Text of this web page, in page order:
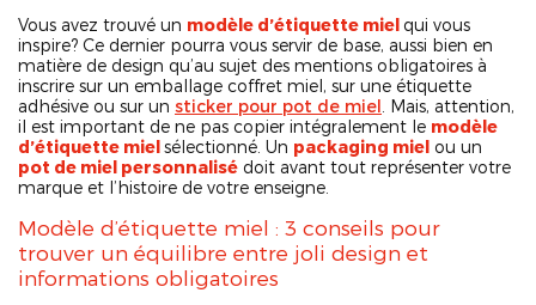
Vous avez trouvé un modèle d’étiquette miel qui vous
inspire? Ce dernier pourra vous servir de base, aussi bien en
matière de design qu’au sujet des mentions obligatoires à
inscrire sur un emballage coffret miel, sur une étiquette
adhésive ou sur un sticker pour pot de miel . Mais, attention,
il est important de ne pas copier intégralement le modèle
d’étiquette mielsélectionné. Un packaging miel ou un
pot de miel personnalisé doit avant tout représenter votre
marque et l’histoire de votre enseigne.
Modèle d’étiquette miel : 3 conseils pour
trouver un équilibre entre joli design et
informations obligatoires